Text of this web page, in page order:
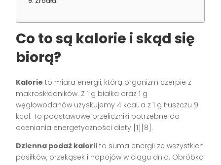
Co to są kalorie i skąd się
biorą?
Kalorie to miara energii, którą organizm czerpie z
makroskładników. Z 1 g białka oraz 1 g
węglowodanów uzyskujemy 4 kcal, a z 1 g tłuszczu 9
kcal. To podstawowe przeliczniki potrzebne do
oceniania energetyczności diety [1][8].
Dzienna podaż kalorii to suma energii ze wszystkich
posiłków, przekąsek i napojów w ciągu dnia. Obróbka